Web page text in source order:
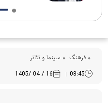
فرهنگ‌ سینما و تئاتر
08:45
16 / 04 /1405